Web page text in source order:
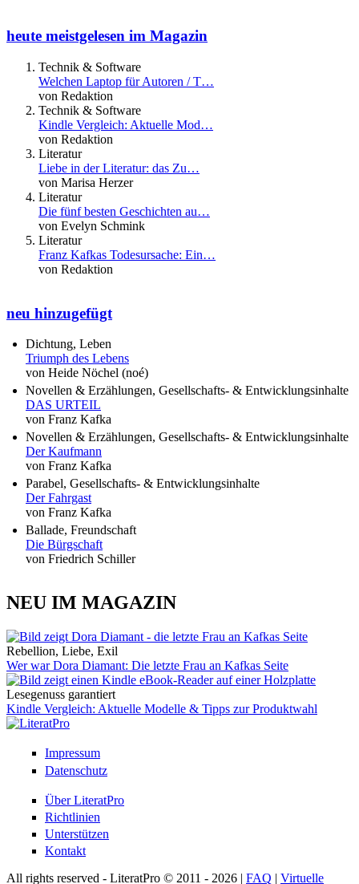
heute meistgelesen im Magazin
Technik & Software
Welchen Laptop für Autoren / T…
von Redaktion
Technik & Software
Kindle Vergleich: Aktuelle Mod…
von Redaktion
Literatur
Liebe in der Literatur: das Zu…
von Marisa Herzer
Literatur
Die fünf besten Geschichten au…
von Evelyn Schmink
Literatur
Franz Kafkas Todesursache: Ein…
von Redaktion
neu hinzugefügt
Dichtung, Leben
Triumph des Lebens
von Heide Nöchel (noé)
Novellen & Erzählungen, Gesellschafts- & Entwicklungsinhalte
DAS URTEIL
von Franz Kafka
Novellen & Erzählungen, Gesellschafts- & Entwicklungsinhalte
Der Kaufmann
von Franz Kafka
Parabel, Gesellschafts- & Entwicklungsinhalte
Der Fahrgast
von Franz Kafka
Ballade, Freundschaft
Die Bürgschaft
von Friedrich Schiller
NEU IM MAGAZIN
Rebellion, Liebe, Exil
Wer war Dora Diamant: Die letzte Frau an Kafkas Seite
Lesegenuss garantiert
Kindle Vergleich: Aktuelle Modelle & Tipps zur Produktwahl
Impressum
Datenschutz
Über LiteratPro
Richtlinien
Unterstützen
Kontakt
All rights reserved - LiteratPro © 2011 - 2026 | FAQ | Virtuelle